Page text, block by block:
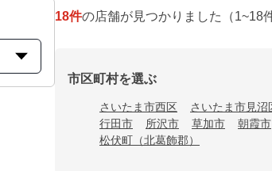
18件の店舗が見つかりました （1~18
市区町村を選ぶ
さいたま市西区 さいたま市見沼
行田市
所沢市 草加市 朝霞市
松伏町（北葛飾郡）